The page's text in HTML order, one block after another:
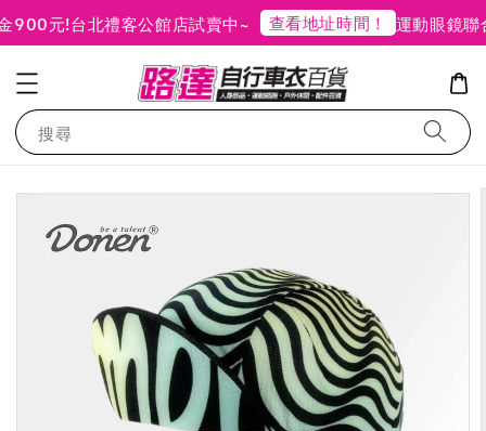
元!台北禮客公館店試賣中~ 查看地址時間！ 運動眼鏡聯合
搜尋